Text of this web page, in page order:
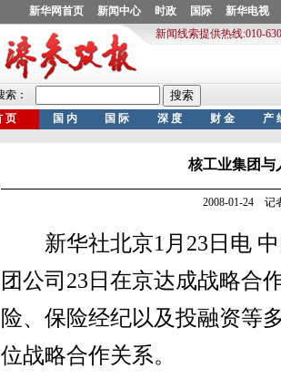
核工业集团与
2008-01-24 记
新华社北京1月23日电 中
团公司23日在京达成战略合
险、保险经纪以及投融资等
位战略合作关系。